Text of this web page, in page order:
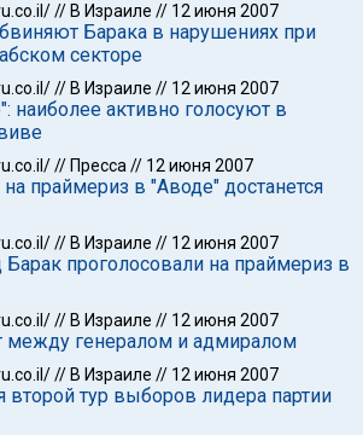
// В Израиле // 12 июня 2007
Барака в нарушениях при
секторе
// В Израиле // 12 июня 2007
наиболее активно голосуют в
// Пресса // 12 июня 2007
праймериз в "Аводе" достанется
// В Израиле // 12 июня 2007
проголосовали на праймериз в
// В Израиле // 12 июня 2007
между генералом и адмиралом
// В Израиле // 12 июня 2007
второй тур выборов лидера партии